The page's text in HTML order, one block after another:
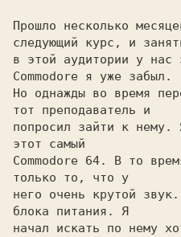
Прошло несколько
следующий курс, и
в этой аудитории у нас
Commodore я уже забыл.
Но однажды во время
тот преподаватель и
попросил зайти к
этот самый
Commodore 64. В то
только то, что у
него очень крутой
блока питания. Я
начал искать по нему